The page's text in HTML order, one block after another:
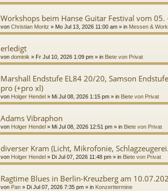
Workshops beim Hanse Guitar Festival vom 05.
von Christian Moritz » Mo Jul 13, 2026 11:00 am » in Messen &
erledigt
von dominik » Fr Jul 10, 2026 1:09 pm » in Biete von Privat
Marshall Endstufe EL84 20/20, Samson
pro (+pro xl)
von Holger Hendel » Mi Jul 08, 2026 1:15 pm » in Biete von Privat
Adams Vibraphon
von Holger Hendel » Mi Jul 08, 2026 12:51 pm » in Biete von Privat
diverser Kram (Licht, Mikrofonie,
von Holger Hendel » Di Jul 07, 2026 11:48 pm » in Biete von Privat
Ragtime Blues in Berlin-Kreuzberg am
von Pan » Di Jul 07, 2026 7:35 pm » in Konzerttermine